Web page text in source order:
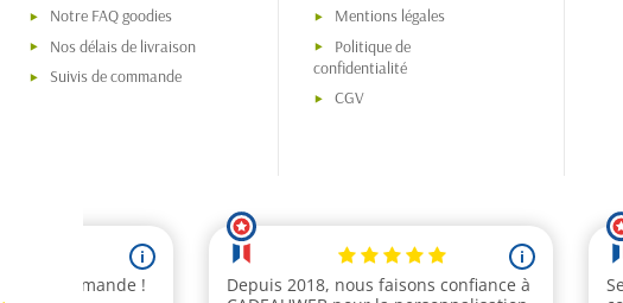
Notre FAQ goodies
Nos délais de livraison
Suivis de commande
Mentions légales
Politique de
confidentialité
CGV